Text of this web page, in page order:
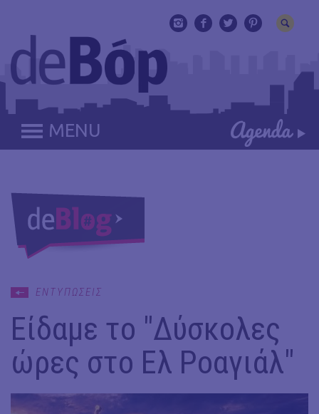
MENU
ΕΝΤΥΠΩΣΕΙΣ
Είδαμε το "Δύσκολες
ώρες στο Ελ Ροαγιάλ"